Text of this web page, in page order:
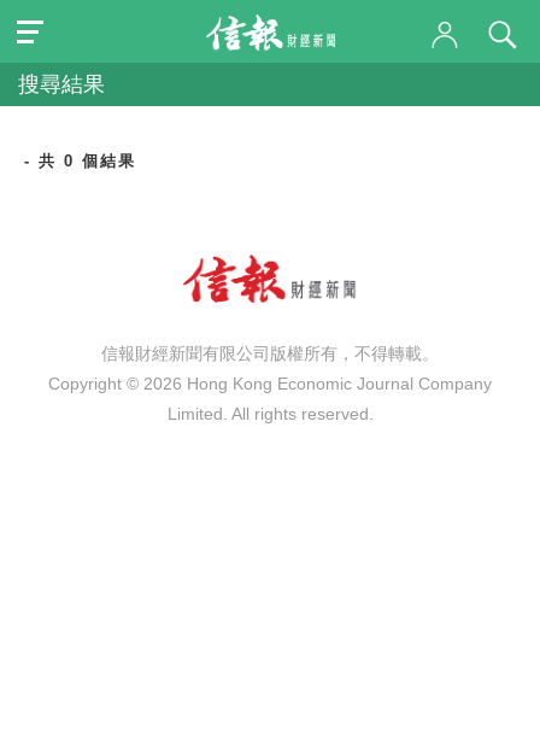
搜尋結果
- 共 0 個結果
信報財經新聞有限公司版權所有，不得轉載。
Copyright © 2026 Hong Kong Economic Journal Company
Limited. All rights reserved.